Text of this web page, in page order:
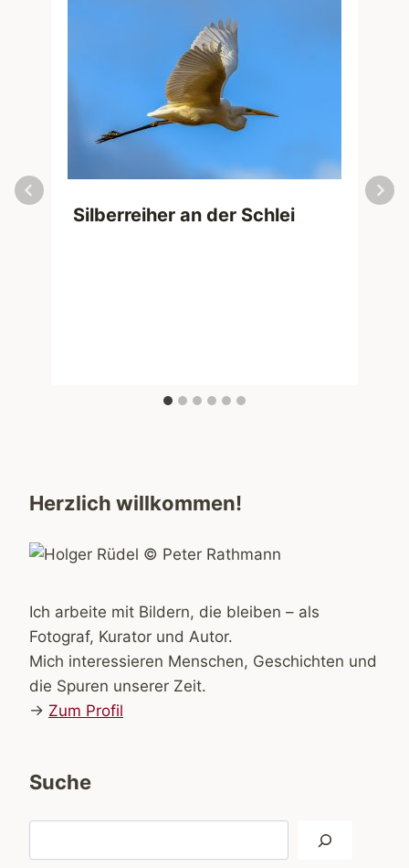
Silberreiher an der Schlei
Herzlich willkommen!
Ich arbeite mit Bildern, die bleiben – als
Fotograf, Kurator und Autor.
Mich interessieren Menschen, Geschichten und
die Spuren unserer Zeit.
→ Zum Profil
Suche